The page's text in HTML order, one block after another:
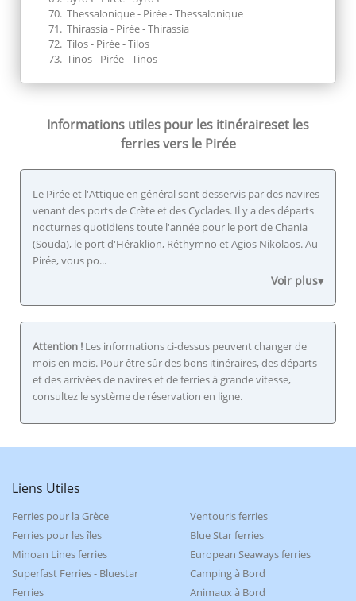
Thessalonique - Pirée - Thessalonique
Thirassia - Pirée - Thirassia
Tilos - Pirée - Tilos
Tinos - Pirée - Tinos
Informations utiles pour les itinéraireset les
ferries vers le Pirée
Le Pirée et l'Attique en général sont desservis par des navires
venant des ports de Crète et des Cyclades. Il y a des départs
nocturnes quotidiens toute l'année pour le port de Chania
(Souda), le port d'Héraklion, Réthymno et Agios Nikolaos. Au
Pirée, vous po...
Voir plus▾
Attention ! Les informations ci-dessus peuvent changer de
mois en mois. Pour être sûr des bons itinéraires, des départs
et des arrivées de navires et de ferries à grande vitesse,
consultez le système de réservation en ligne.
Liens Utiles
Ferries pour la Grèce
Ferries pour les îles
Minoan Lines ferries
Superfast Ferries - Bluestar
Ferries
Ventouris ferries
Blue Star ferries
European Seaways ferries
Camping à Bord
Animaux à Bord